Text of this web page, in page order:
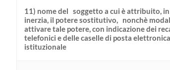
11) nome del soggetto a cui è attribuito, in
inerzia, il potere sostitutivo, nonchè
attivare tale potere, con indicazione dei
telefonici e delle caselle di posta elettronica
istituzionale